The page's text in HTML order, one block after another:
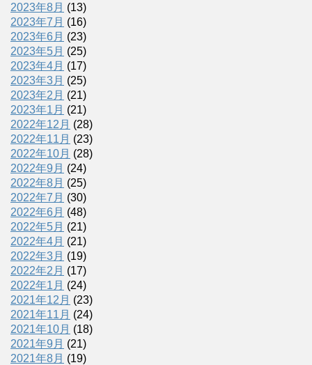
2023年8月 (13)
2023年7月 (16)
2023年6月 (23)
2023年5月 (25)
2023年4月 (17)
2023年3月 (25)
2023年2月 (21)
2023年1月 (21)
2022年12月 (28)
2022年11月 (23)
2022年10月 (28)
2022年9月 (24)
2022年8月 (25)
2022年7月 (30)
2022年6月 (48)
2022年5月 (21)
2022年4月 (21)
2022年3月 (19)
2022年2月 (17)
2022年1月 (24)
2021年12月 (23)
2021年11月 (24)
2021年10月 (18)
2021年9月 (21)
2021年8月 (19)